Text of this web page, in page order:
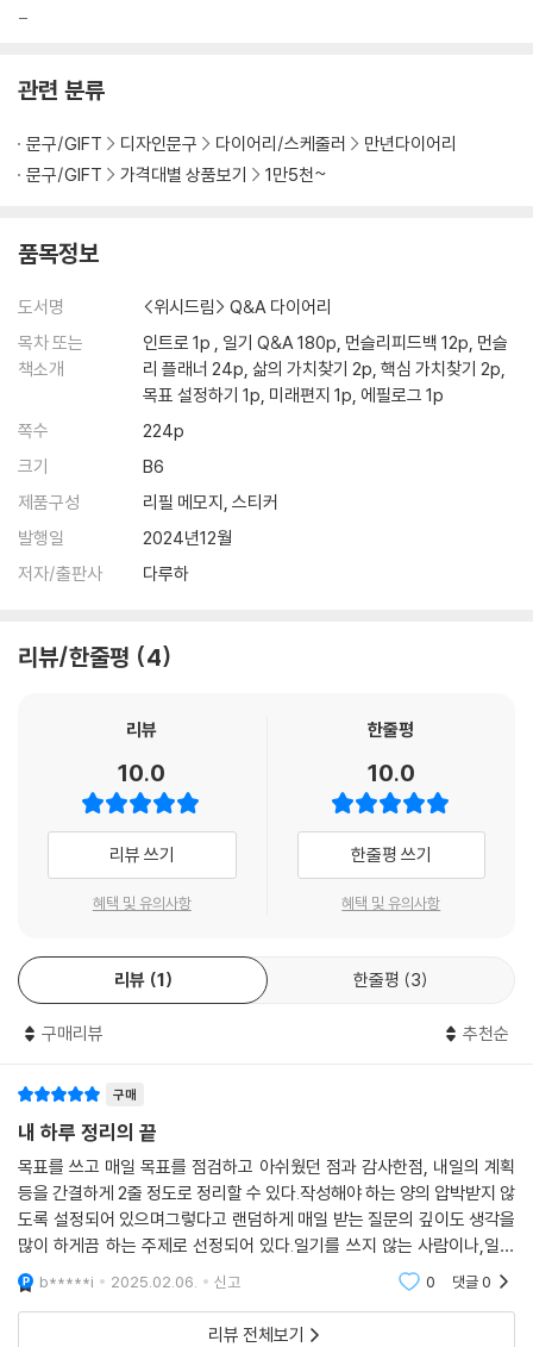
관련 분류
문구/GIFT 디자인문구 다이어리/스케줄러
만년다이어리
문구/GIFT
가격대별 상품보기 1만5천~
품목정보
도서명
<위시드림> Q&A 다이어리
목차 또는
책소개
인트로 1p , 일기 Q&A 180p, 먼슬리피드백 12p, 먼슬
리 플래너 24p, 삶의 가치찾기 2p, 핵심 가치찾기 2p,
목표 설정하기 1p, 미래편지 1p, 에필로그 1p
쪽수
224p
크기
B6
제품구성
리필 메모지, 스티커
발행일
2024년12월
저자/출판사
다루하
리뷰/한줄평 4
리뷰
10.0
리뷰 쓰기
혜택 및 유의사항
한줄평
10.0
한줄평 쓰기
혜택 및 유의사항
리뷰 1 한줄평 3
구매리뷰 추천순
구매
내 하루 정리의 끝
목표를 쓰고 매일 목표를 점검하고 아쉬웠던 점과 감사한점, 내일의 계획
등을 간결하게 2줄 정도로 정리할 수 있다.작성해야 하는 양의 압박받지 않
도록 설정되어 있으며그렇다고 랜덤하게 매일 받는 질문의 깊이도 생각을
많이 하게끔 하는 주제로 선정되어 있다.일기를 쓰지 않는 사람이나,일기
를 쓰더라도 특정한 목표의식에 대한 생각을 놓치지 않으려는 사람들에게
추천하는 아이템
b*****i 2025.02.06. 신고 0 댓글0
리뷰 전체보기